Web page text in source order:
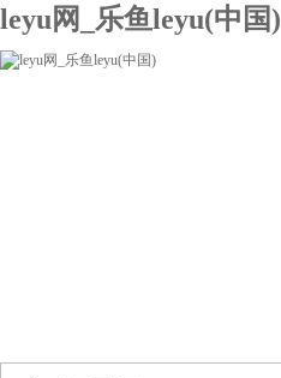
leyu网_乐鱼leyu(中国)